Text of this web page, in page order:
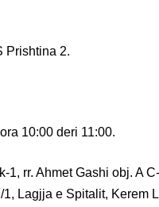
Prishtina 2.
10:00 deri 11:00.
rr. Ahmet Gashi obj. A
Lagjja e Spitalit, Kerem